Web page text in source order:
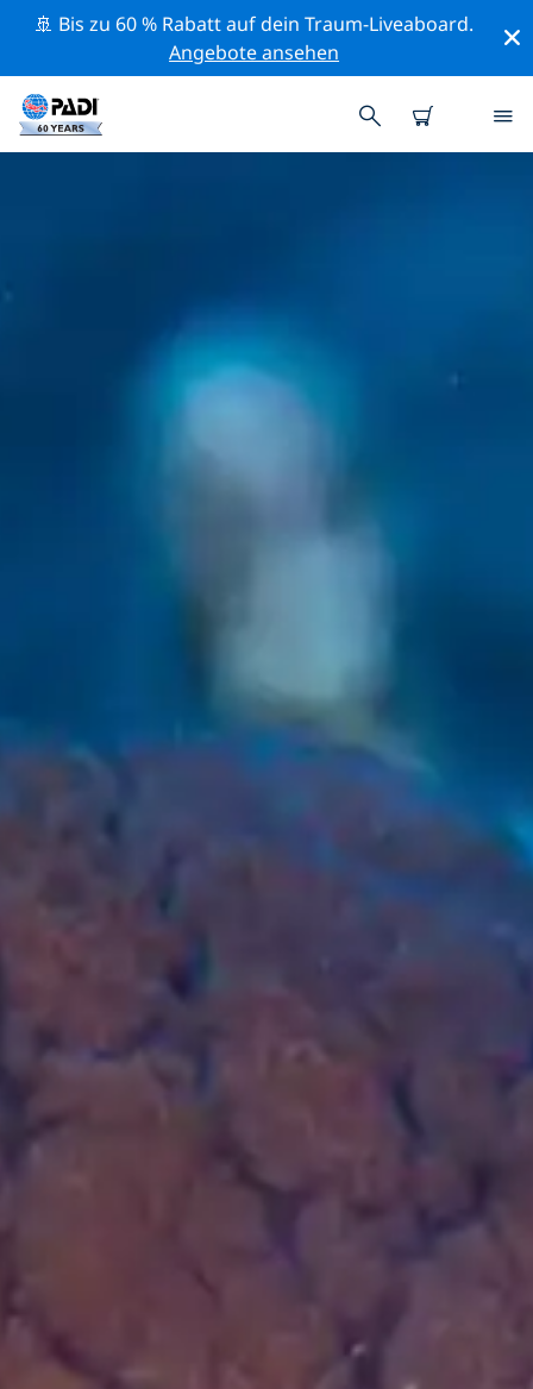
🚢 Bis zu 60 % Rabatt auf dein Traum-Liveaboard.
Angebote ansehen